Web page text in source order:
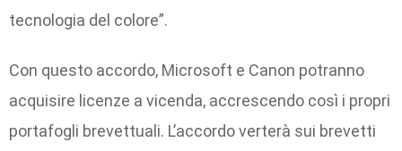
tecnologia del colore”.
Con questo accordo, Microsoft e Canon potranno
acquisire licenze a vicenda, accrescendo così i propri
portafogli brevettuali. L’accordo verterà sui brevetti